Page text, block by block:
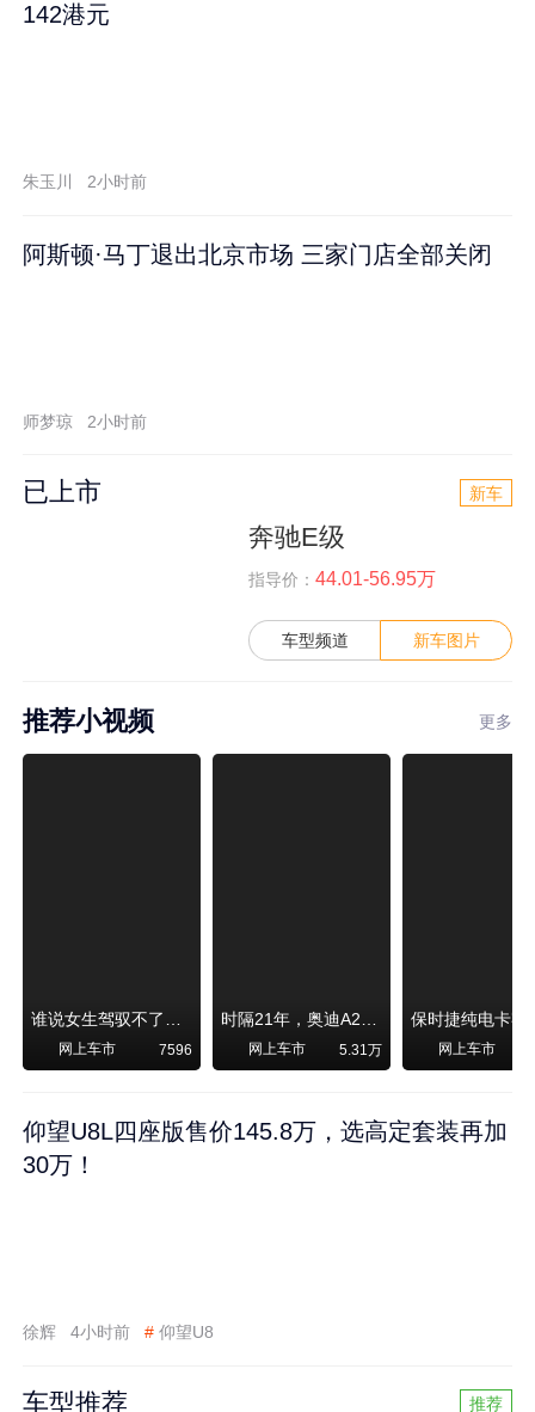
142港元
朱玉川 2小时前
阿斯顿·马丁退出北京市场 三家门店全部关闭
师梦琼 2小时前
已上市 新车
奔驰E级
指导价： 44.01-56.95万
车型频道 新车图片
推荐小视频 更多
谁说女生驾驭不了大SUV？看我开问界M6驰骋坝上草原！
网上车市 7596
时隔21年，奥迪A2强势归来！
网上车市 5.31万 网上车市
仰望U8L四座版售价145.8万，选高定套装再加
30万！
徐辉 4小时前 # 仰望U8
车型推荐 推荐